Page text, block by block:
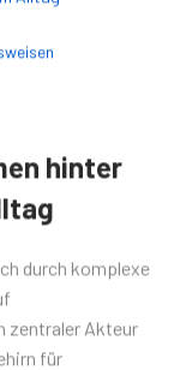
hinter
durch komplexe
zentraler Akteur
für